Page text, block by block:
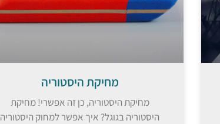
מחיקת היסטוריה
מחיקת היסטוריה, כן זה אפשרי! מחיקת
היסטוריה בגוגל? איך אפשר למחוק היסטוריה